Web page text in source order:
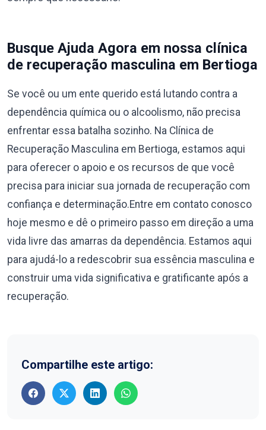
Busque Ajuda Agora em nossa clínica
de recuperação masculina em Bertioga
Se você ou um ente querido está lutando contra a
dependência química ou o alcoolismo, não precisa
enfrentar essa batalha sozinho. Na Clínica de
Recuperação Masculina em Bertioga, estamos aqui
para oferecer o apoio e os recursos de que você
precisa para iniciar sua jornada de recuperação com
confiança e determinação.Entre em contato conosco
hoje mesmo e dê o primeiro passo em direção a uma
vida livre das amarras da dependência. Estamos aqui
para ajudá-lo a redescobrir sua essência masculina e
construir uma vida significativa e gratificante após a
recuperação.
Compartilhe este artigo: